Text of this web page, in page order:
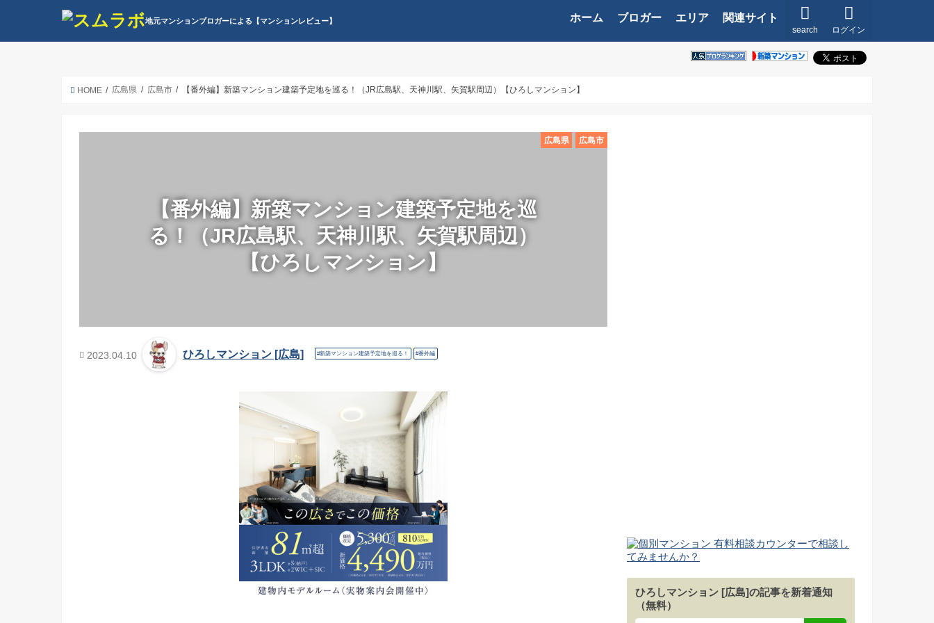
地元マンションブロガーによる【マンションレビュー】
ログイン
search
ホーム ブロガー エリア 関連サイト
HOME 広島県 広島市 【番外編】新築マンション建築予定地を巡る！（JR広島駅、天神川駅、矢賀駅周辺）【ひろしマンション】
【番外編】新築マンション建築予定地を巡
る！（JR広島駅、天神川駅、矢賀駅周辺）
【ひろしマンション】
広島市
広島県
2023.04.10 ひろしマンション [広島] 新築マンション建築予定地を巡る！ 番外編
ひろしマンション [広島]の記事を新着通知
（無料）